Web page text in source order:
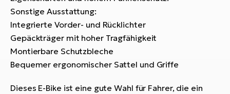
Sonstige Ausstattung:
Integrierte Vorder- und Rücklichter
Gepäckträger mit hoher Tragfähigkeit
Montierbare Schutzbleche
Bequemer ergonomischer Sattel und Griffe
Dieses E-Bike ist eine gute Wahl für Fahrer, die ein